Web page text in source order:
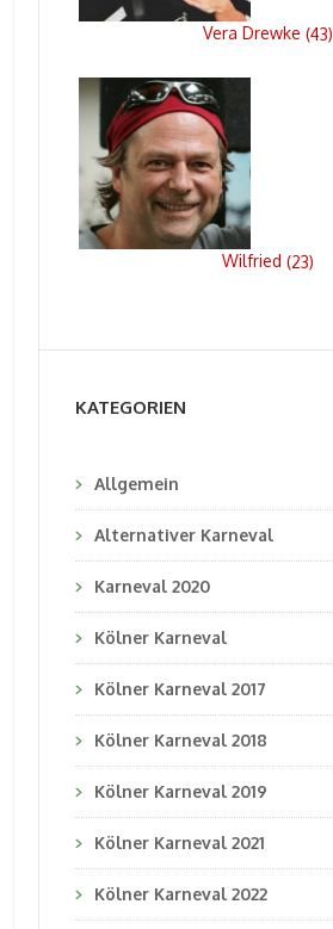
Vera Drewke (43)
Wilfried (23)
KATEGORIEN
Allgemein
Alternativer Karneval
Karneval 2020
Kölner Karneval
Kölner Karneval 2017
Kölner Karneval 2018
Kölner Karneval 2019
Kölner Karneval 2021
Kölner Karneval 2022